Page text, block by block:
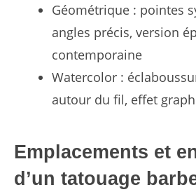
Géométrique : pointes
angles précis, version
contemporaine
Watercolor :
autour du fil, effet
Emplacements et
d’un tatouage